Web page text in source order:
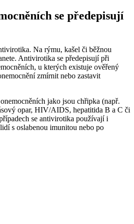
se předepisují
Na rýmu, kašel či běžnou
Antivirotika se předepisují při
u kterých existuje ověřený
zmírnit nebo zastavit
jako jsou chřipka (např.
opar, HIV/AIDS, hepatitida B a C či
se antivirotika používají i
s oslabenou imunitou nebo po